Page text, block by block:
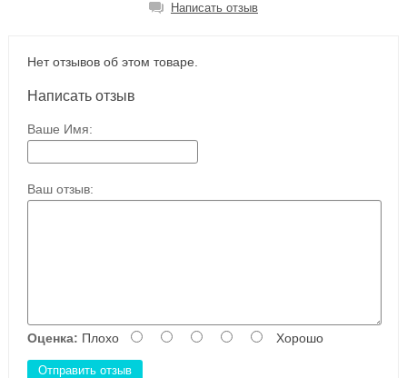
Написать отзыв
Нет отзывов об этом товаре.
Написать отзыв
Ваше Имя:
Ваш отзыв:
Оценка: Плохо Хорошо
Отправить отзыв